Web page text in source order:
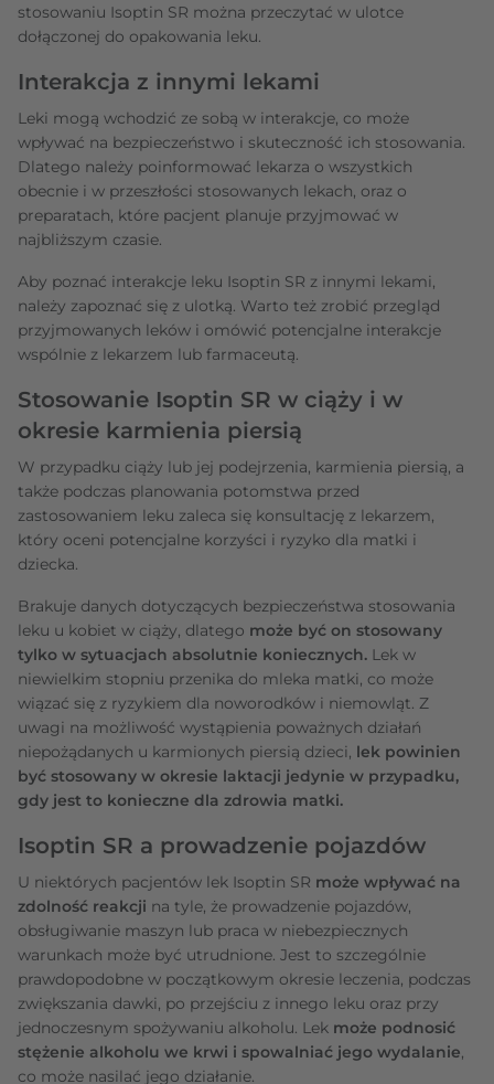
stosowaniu Isoptin SR można przeczytać w ulotce
dołączonej do opakowania leku.
Interakcja z innymi lekami
Leki mogą wchodzić ze sobą w interakcje, co może
wpływać na bezpieczeństwo i skuteczność ich stosowania.
Dlatego należy poinformować lekarza o wszystkich
obecnie i w przeszłości stosowanych lekach, oraz o
preparatach, które pacjent planuje przyjmować w
najbliższym czasie.
Aby poznać interakcje leku Isoptin SR z innymi lekami,
należy zapoznać się z ulotką. Warto też zrobić przegląd
przyjmowanych leków i omówić potencjalne interakcje
wspólnie z lekarzem lub farmaceutą.
Stosowanie Isoptin SR w ciąży i w
okresie karmienia piersią
W przypadku ciąży lub jej podejrzenia, karmienia piersią, a
także podczas planowania potomstwa przed
zastosowaniem leku zaleca się konsultację z lekarzem,
który oceni potencjalne korzyści i ryzyko dla matki i
dziecka.
Brakuje danych dotyczących bezpieczeństwa stosowania
leku u kobiet w ciąży, dlatego może być on stosowany
tylko w sytuacjach absolutnie koniecznych. Lek w
niewielkim stopniu przenika do mleka matki, co może
wiązać się z ryzykiem dla noworodków i niemowląt. Z
uwagi na możliwość wystąpienia poważnych działań
niepożądanych u karmionych piersią dzieci, lek powinien
być stosowany w okresie laktacji jedynie w przypadku,
gdy jest to konieczne dla zdrowia matki.
Isoptin SR a prowadzenie pojazdów
U niektórych pacjentów lek Isoptin SR może wpływać na
zdolność reakcji na tyle, że prowadzenie pojazdów,
obsługiwanie maszyn lub praca w niebezpiecznych
warunkach może być utrudnione. Jest to szczególnie
prawdopodobne w początkowym okresie leczenia, podczas
zwiększania dawki, po przejściu z innego leku oraz przy
jednoczesnym spożywaniu alkoholu. Lek może podnosić
stężenie alkoholu we krwi i spowalniać jego wydalanie,
co może nasilać jego działanie.